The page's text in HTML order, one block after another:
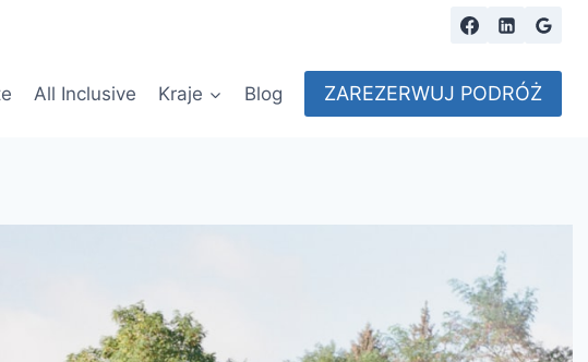
All Inclusive Kraje Blog ZAREZERWUJ PODRÓŻ